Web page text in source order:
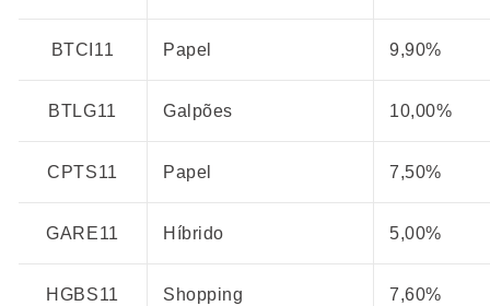
BTCI11 Papel 9,90%
BTLG11 Galpões 10,00%
CPTS11 Papel 7,50%
GARE11 Híbrido 5,00%
HGBS11 Shopping 7,60%